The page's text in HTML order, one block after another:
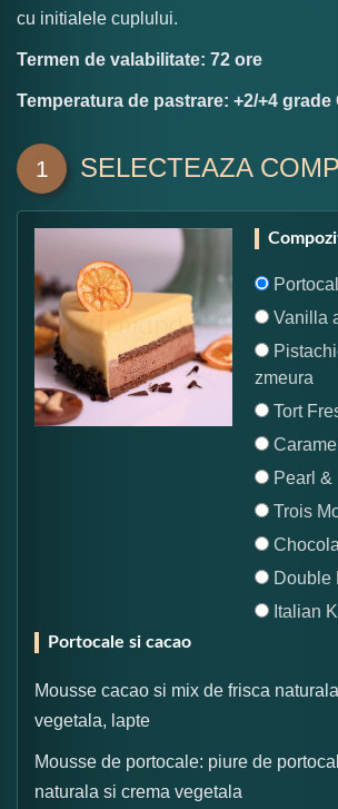
cu initialele cuplului.
Termen de valabilitate: 72 ore
Temperatura de pastrare: +2/+4 grade
1 SELECTEAZA
Vanilla
zmeura
Tort
Pearl &
Trois
Double
Italian
Portocale si cacao
Mousse cacao si mix de frisca
vegetala, lapte
Mousse de portocale: piure de
naturala si crema vegetala